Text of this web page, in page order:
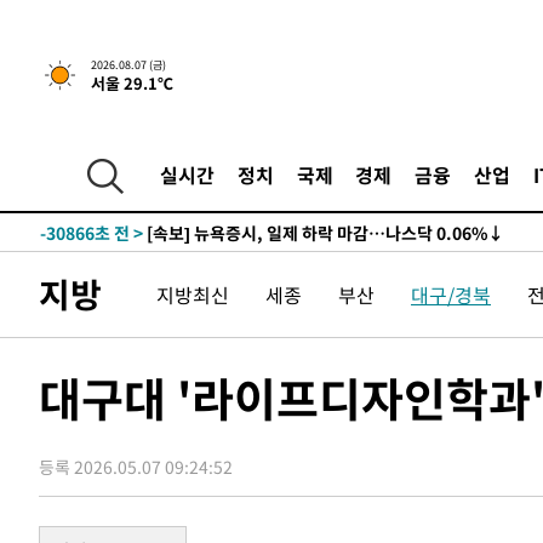
2026.08.07 (금)
서울 29.1℃
실시간 정치 국제 경제 금융 산업
-30866초 전 > [속보] 뉴욕증시, 일제 하락 마감…나스닥 0.06%↓
지방 지방최신 세종 부산 대구/경북
대구대 '라이프디자인학
등록 2026.05.07 09:24:52